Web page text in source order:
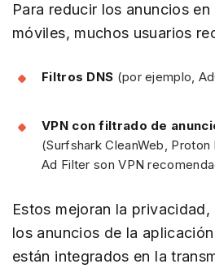
Para reducir los anuncios
móviles, muchos usuarios
Filtros DNS (por ejemplo,
VPN con filtrado de
(Surfshark CleanWeb,
Ad Filter son VPN
Estos mejoran la
los anuncios de la
están integrados en la